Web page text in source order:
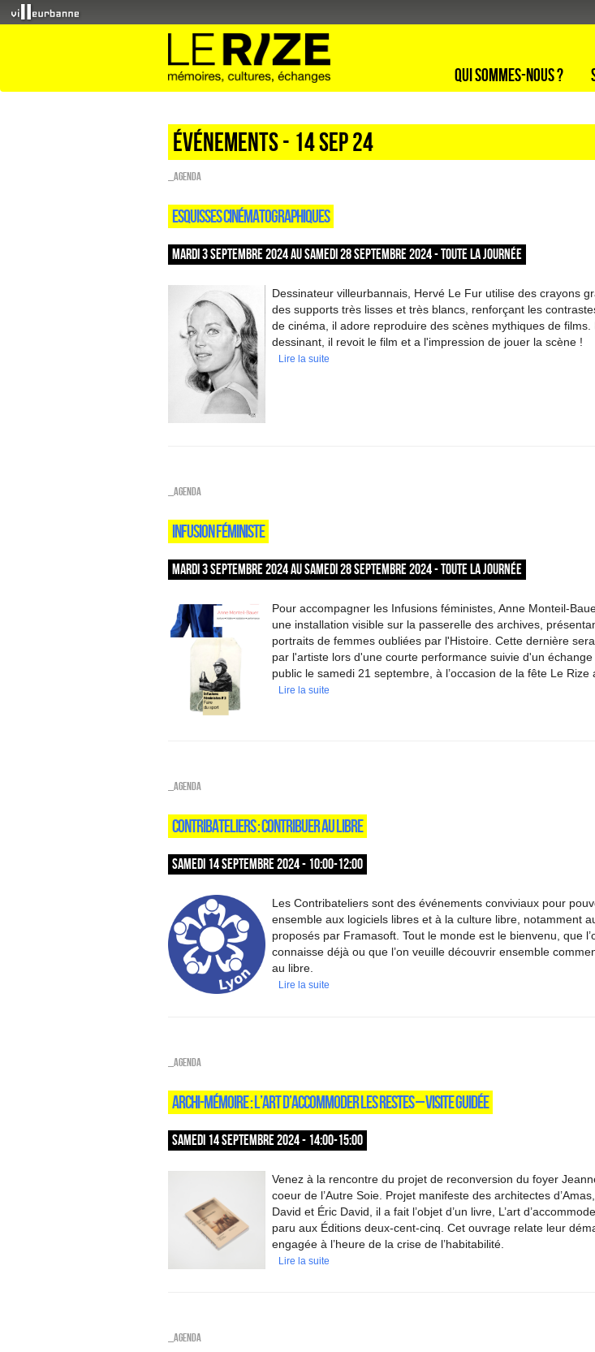
Qui sommes-nous ?
Événements - 14 Sep 24
_Agenda
ESQUISSES CINÉMATOGRAPHIQUES
MARDI 3 SEPTEMBRE 2024 AU SAMEDI 28 SEPTEMBRE 2024 - TOUTE LA JOURNÉE
Dessinateur villeurbannais, Hervé Le Fur utilise des crayons
des supports très lisses et très blancs, renforçant les
de cinéma, il adore reproduire des scènes mythiques de films.
dessinant, il revoit le film et a l'impression de jouer la scène !
Lire la suite
_Agenda
INFUSION FÉMINISTE
MARDI 3 SEPTEMBRE 2024 AU SAMEDI 28 SEPTEMBRE 2024 - TOUTE LA JOURNÉE
Pour accompagner les Infusions féministes, Anne Monteil-
une installation visible sur la passerelle des archives,
portraits de femmes oubliées par l'Histoire. Cette dernière
par l'artiste lors d'une courte performance suivie d'un
public le samedi 21 septembre, à l’occasion de la fête Le Rize
Lire la suite
_Agenda
CONTRIBATELIERS : CONTRIBUER AU LIBRE
SAMEDI 14 SEPTEMBRE 2024 - 10:00-12:00
Les Contribateliers sont des événements conviviaux pour
ensemble aux logiciels libres et à la culture libre, notamment
proposés par Framasoft. Tout le monde est le bienvenu, que
connaisse déjà ou que l’on veuille découvrir ensemble
au libre.
Lire la suite
_Agenda
ARCHI-MÉMOIRE : L’ART D’ACCOMMODER LES RESTES – VISITE GUIDÉE
SAMEDI 14 SEPTEMBRE 2024 - 14:00-15:00
Venez à la rencontre du projet de reconversion du foyer
coeur de l’Autre Soie. Projet manifeste des architectes
David et Éric David, il a fait l’objet d’un livre, L’art
paru aux Éditions deux-cent-cinq. Cet ouvrage relate leur
engagée à l’heure de la crise de l’habitabilité.
Lire la suite
_Agenda